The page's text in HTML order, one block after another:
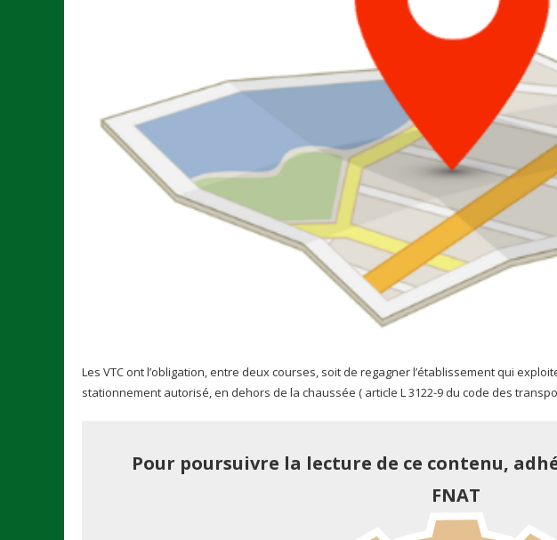
Les VTC ont l’obligation, entre deux courses, soit de regagner l’établissement qui
stationnement autorisé, en dehors de la chaussée ( article L 3122-9 du code des
Pour poursuivre la lecture de ce contenu,
FNAT